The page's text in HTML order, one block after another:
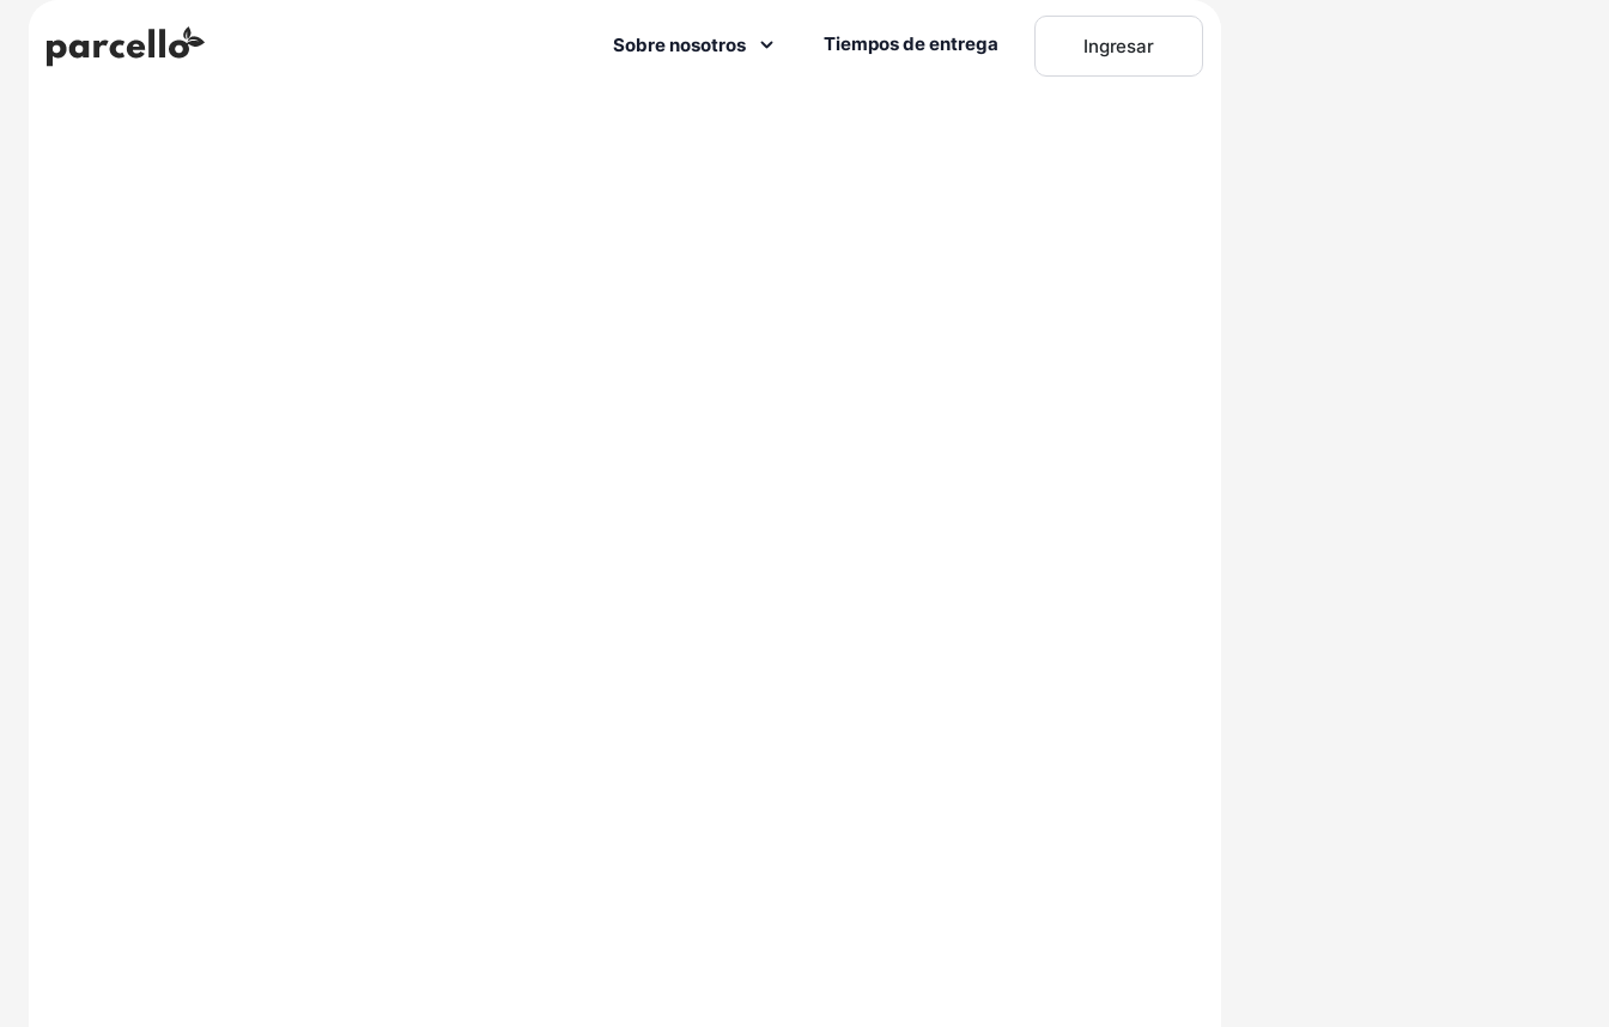
Sobre nosotros Tiempos de entrega Ingresar